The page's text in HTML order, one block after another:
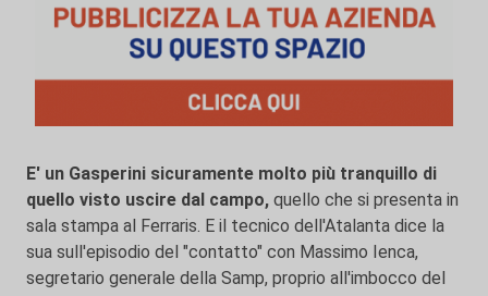
E' un Gasperini sicuramente molto più tranquillo di
quello visto uscire dal campo, quello che si presenta in
sala stampa al Ferraris. E il tecnico dell'Atalanta dice la
sua sull'episodio del "contatto" con Massimo Ienca,
segretario generale della Samp, proprio all'imbocco del